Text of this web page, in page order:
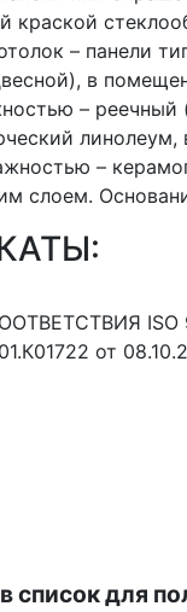
краской
– панели
в
– реечный
линолеум,
–
слоем.
ISO
от
список для